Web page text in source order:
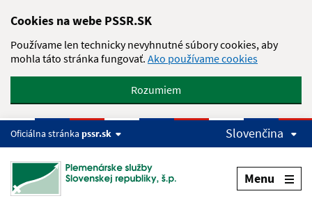
Cookies na webe PSSR.SK
Používame len technicky nevyhnutné súbory cookies, aby
mohla táto stránka fungovať. Ako používame cookies
Rozumiem
Oficiálna stránka pssr.sk Slovenčina
Menu